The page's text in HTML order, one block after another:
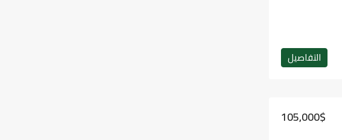
التفاصيل
105,000$